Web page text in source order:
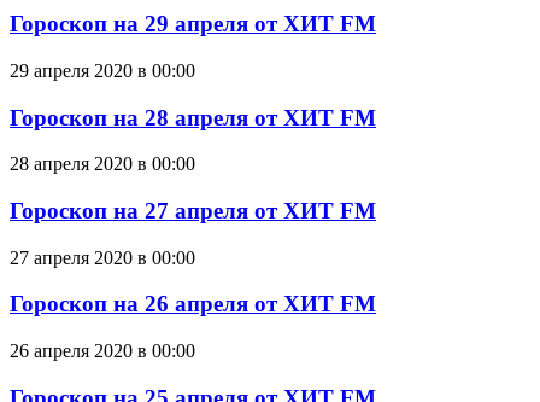
Гороскоп на 29 апреля от ХИТ FM
29 апреля 2020 в 00:00
Гороскоп на 28 апреля от ХИТ FM
28 апреля 2020 в 00:00
Гороскоп на 27 апреля от ХИТ FM
27 апреля 2020 в 00:00
Гороскоп на 26 апреля от ХИТ FM
26 апреля 2020 в 00:00